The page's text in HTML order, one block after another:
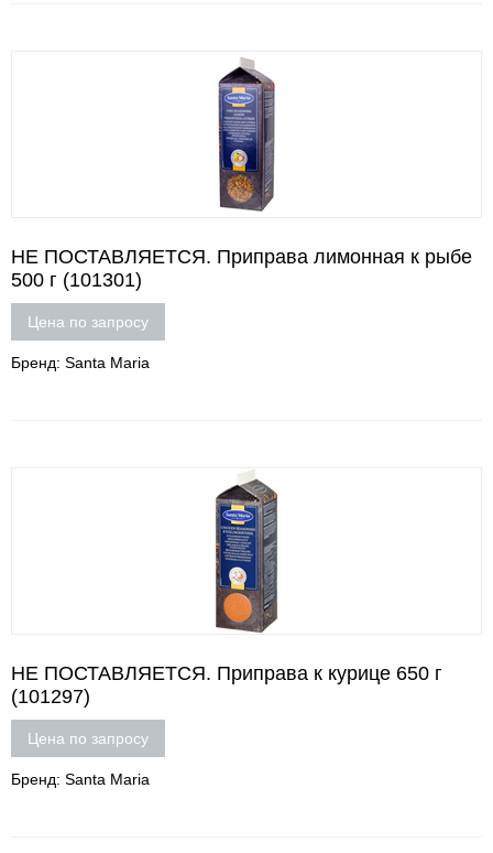
НЕ ПОСТАВЛЯЕТСЯ. Приправа лимонная к рыбе
500 г (101301)
Цена по запросу
Бренд: Santa Maria
НЕ ПОСТАВЛЯЕТСЯ. Приправа к курице 650 г
(101297)
Цена по запросу
Бренд: Santa Maria